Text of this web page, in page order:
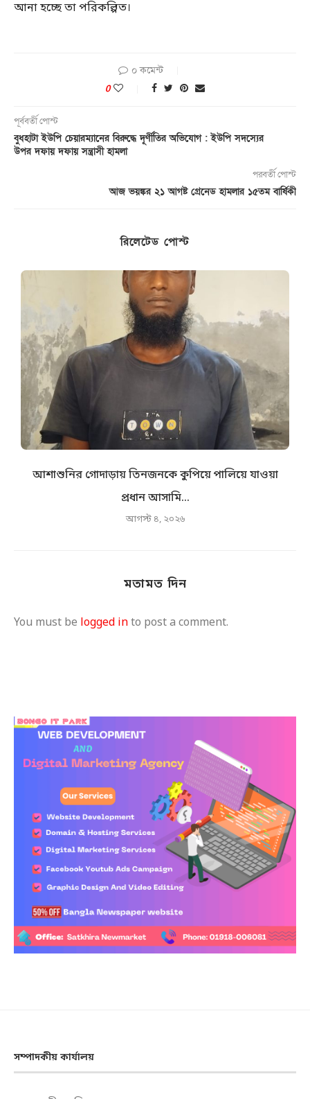
আনা হচ্ছে তা পরিকল্পিত।
০ কমেন্ট
0
পূর্ববর্তী পোস্ট
বুধহাটা ইউপি চেয়ারম্যানের বিরুদ্ধে দূর্ণীতির অভিযোগ : ইউপি সদস্যের
উপর দফায় দফায় সন্ত্রাসী হামলা
পরবর্তী পোস্ট
আজ ভয়ঙ্কর ২১ আগষ্ট গ্রেনেড হামলার ১৫তম বার্ষিকী
রিলেটেড পোস্ট
আশাশুনির গোদাড়ায় তিনজনকে কুপিয়ে পালিয়ে যাওয়া
প্রধান আসামি...
আগস্ট ৪, ২০২৬
মতামত দিন
You must be logged into post a comment.
সম্পাদকীয় কার্যালয়